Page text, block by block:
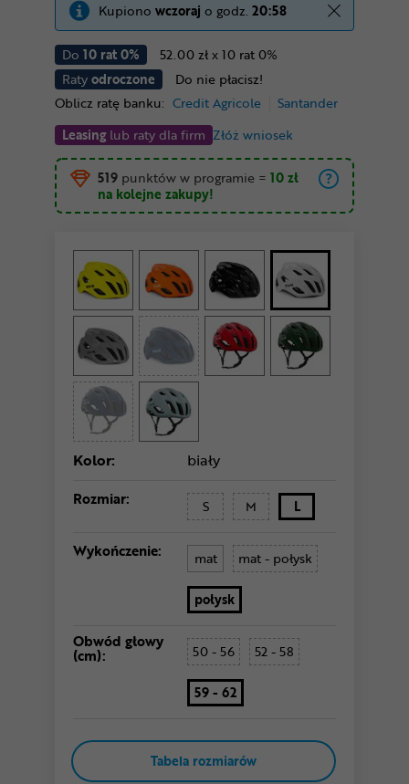
Do 10 rat 0%
52.00 zł x 10 rat 0%
Ratyodroczone
Do nie płacisz!
Oblicz ratę banku: Credit Agricole
Santander
Leasinglub raty dla firm Złóż wniosek
Kupiono wczoraj o godz. 20:58
519 punktów w programie = 10 zł
na kolejne zakupy!
Kolor: biały
Rozmiar: S M L
Wykończenie: mat mat - połysk
połysk
Obwód głowy
(cm): 50 - 56 52 - 58
59 - 62
Tabela rozmiarów